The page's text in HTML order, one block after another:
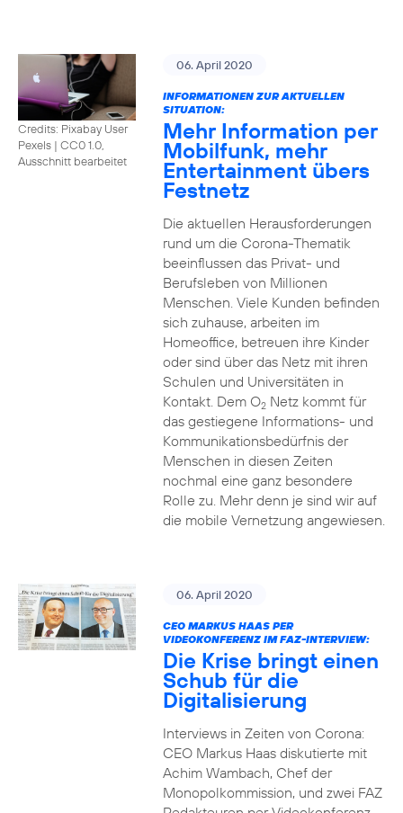
Credits: Pixabay User
Pexels | CC0 1.0,
Ausschnitt bearbeitet
06. April 2020
INFORMATIONEN ZUR AKTUELLEN
SITUATION:
Mehr Information per
Mobilfunk, mehr
Entertainment übers
Festnetz
Die aktuellen Herausforderungen
rund um die Corona-Thematik
beeinflussen das Privat- und
Berufsleben von Millionen
Menschen. Viele Kunden befinden
sich zuhause, arbeiten im
Homeoffice, betreuen ihre Kinder
oder sind über das Netz mit ihren
Schulen und Universitäten in
Kontakt. Dem O2Netz kommt für
das gestiegene Informations- und
Kommuni­ka­tions­bedürfnis­ der
Menschen in diesen Zeiten
nochmal eine ganz besondere
Rolle zu. Mehr denn je sind wir auf
die mobile Vernetzung angewiesen.
06. April 2020
CEO MARKUS HAAS PER
VIDEOKONFERENZ IM FAZ-INTERVIEW:
Die Krise bringt einen
Schub für die
Digitalisierung
Interviews in Zeiten von Corona:
CEO Markus Haas diskutierte mit
Achim Wambach, Chef der
Monopolkommission, und zwei FAZ